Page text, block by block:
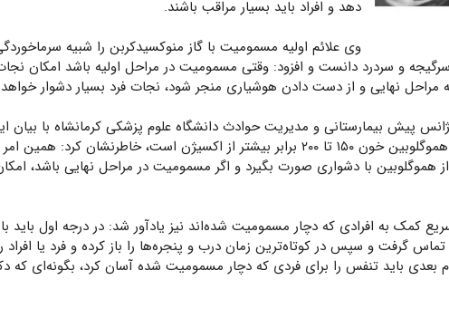
دهد و افراد باید بسیار مراقب باشند.
وی علائم اولیه مسمومیت با گاز منوکسیدکربن را شبیه
و سردرد دانست و افزود: وقتی مسمومیت در مراحل اولیه باشد امکان
مراحل نهایی و از دست دادن هوشیاری منجر شود، نجات فرد بسیار دشوار
پیش بیمارستانی و مدیریت حوادث دانشگاه علوم پزشکی کرمانشاه با بیان
ترکیبی منوکسید کربن با هموگلوبین خون ۱۵۰ تا ۲۰۰ برابر بیشتر از اکسیژن است، خاطرنشان
هموگلوبین با دشواری صورت بگیرد و اگر مسمومیت در مراحل نهایی باشد،
کمک به افرادی که دچار مسمومیت شده‌اند نیز یادآور شد: در درجه اول باید
با اورژانس ۱۱۵ تماس گرفت و سپس در کوتاه‌ترین زمان درب و پنجره‌ها را باز کرده و فرد یا
بعدی باید تنفس را برای فردی که دچار مسمومیت شده آسان کرد، بگونه‌ای که